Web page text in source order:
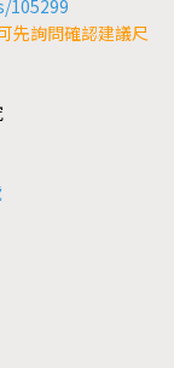
105299
先詢問確認建議尺